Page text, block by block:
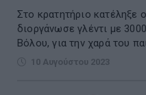
Στο κρατητήριο κατέληξε
διοργάνωσε γλέντι με
Βόλου, για την χαρά του
10 Αυγούστου 2023